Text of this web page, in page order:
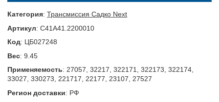
Категория: Трансмиссия Садко Next
Артикул: C41A41.2200010
Код: ЦБ027248
Вес: 9.45
Применяемость: 27057, 32217, 322171, 322173, 322174,
33027, 330273, 221717, 22177, 23107, 27527
Регион доставки: РФ